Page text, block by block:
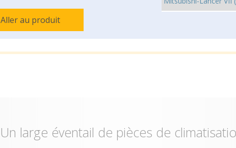
Aller au produit
Un large éventail de pièces de